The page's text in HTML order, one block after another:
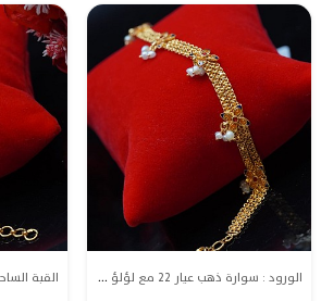
الورود : سوارة ذهب عيار 22 مع لؤلؤ طبيعي بحريني